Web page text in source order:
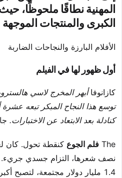
المهنية نطاقًا ملحوظًا،
الكبرى والمنتجات
الأفلام البارزة والنجاحات الضاربة
أول ظهور لها في الفيلم
كازانوفاأبهر المخرج لاسي
توسع هذا النجاح المبكر تبعه
كنادلة بعد الابتعاد عن الاختبارات.
The فلم الجوع كنقطة تحول. كان
نصف شعرها، التزام جسدي جريء.
1.4 مليار دولار مجتمعة، لتصبح أكبر إصداراتها ربحًا.